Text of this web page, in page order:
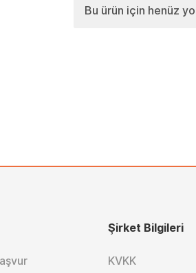
Bu ürün için henüz
Şirket Bilgileri
KVKK